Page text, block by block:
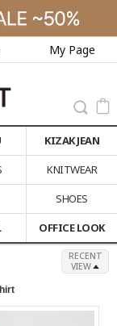
My Page
KIZAK JEAN
KNITWEAR
SHOES
OFFICE LOOK
RECENT
VIEW